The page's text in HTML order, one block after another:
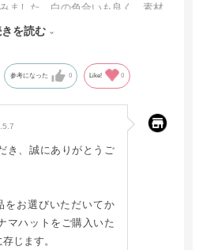
ました。白の色合いも良く、素材
が楽しい。とても満足していま
を読む
参考になった 0 Like! 0
き、誠にありがとうご
をお選びいただいてか
マハットをご購入いた
じます。